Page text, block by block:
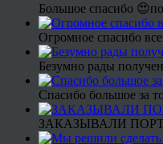
Большое спасибо
Огромное спасибо
Безумно рады
Спасибо большое за
ЗАКАЗЫВАЛИ